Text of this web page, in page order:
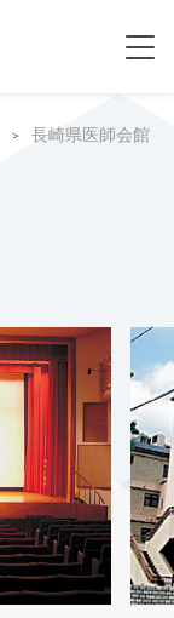
長崎県医師会館